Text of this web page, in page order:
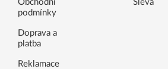
Obchodní
podmínky
Doprava a
platba
Reklamace
Sleva